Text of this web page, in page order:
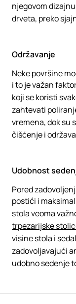
njegovom
drveta, preko
Održavanje
Neke površine
i to je važan
koji se koristi
zahtevati
vremena, dok su
čišćenje i
Udobnost
Pored
postići i
stola veoma
trpezarijske
visine stola i
zadovoljavajući
udobno sedenje